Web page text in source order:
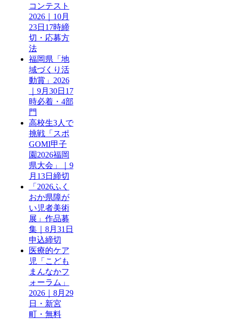
コンテスト
2026｜10月
23日17時締
切・応募方
法
福岡県「地
域づくり活
動賞」2026
｜9月30日17
時必着・4部
門
高校生3人で
挑戦「スポ
GOMI甲子
園2026福岡
県大会」｜9
月13日締切
「2026ふく
おか県障が
い児者美術
展」作品募
集｜8月31日
申込締切
医療的ケア
児「こども
まんなかフ
ォーラム」
2026｜8月29
日・新宮
町・無料